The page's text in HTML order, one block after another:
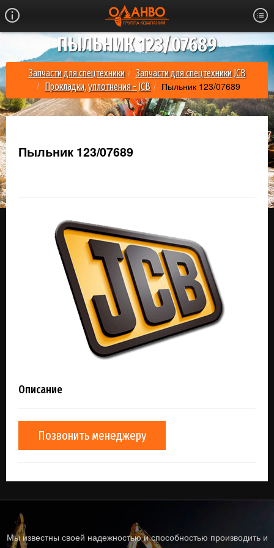
ПЫЛЬНИК 123/07689
Запчасти для спецтехники
Запчасти для спецтехники JCB
Прокладки, уплотнения - JCB
Пыльник 123/07689
Пыльник 123/07689
Описание
Позвонить менеджеру
Мы известны своей надежностью и способностью производить и